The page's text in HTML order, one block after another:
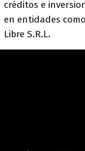
créditos e
en entidades
Libre S.R.L.